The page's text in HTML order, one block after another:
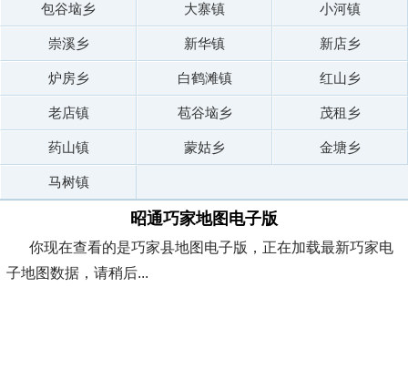
包谷垴乡 大寨镇 小河镇
崇溪乡 新华镇 新店乡
炉房乡 白鹤滩镇 红山乡
老店镇 苞谷垴乡 茂租乡
药山镇 蒙姑乡 金塘乡
马树镇
昭通巧家地图电子版
你现在查看的是巧家县地图电子版，正在加载最新巧家电
子地图数据，请稍后...